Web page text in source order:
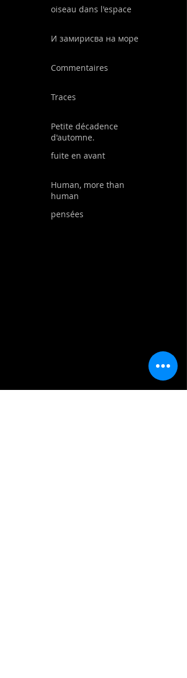
les mouches
oiseau dans l'espace
И замирисва на море
Commentaires
Traces
Petite décadence
d'automne.
fuite en avant
Human, more than
human
pensées